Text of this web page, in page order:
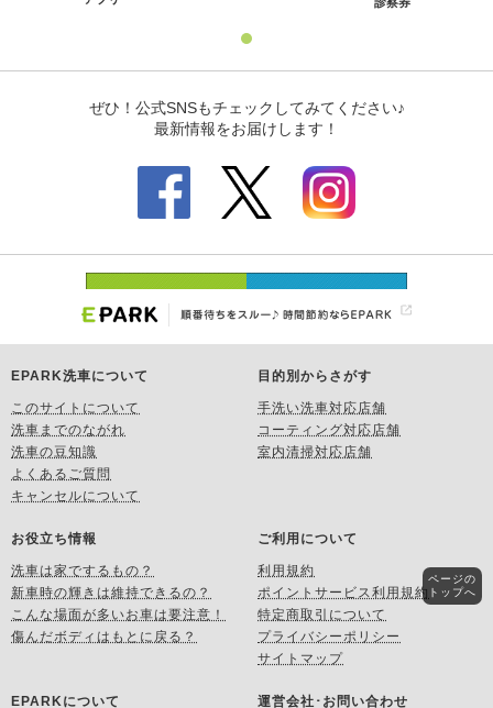
EPARK洗車について
このサイトについて
洗車までのながれ
洗車の豆知識
よくあるご質問
キャンセルについて
目的別からさがす
手洗い洗車対応店舗
コーティング対応店舗
室内清掃対応店舗
お役立ち情報
洗車は家でするもの？
新車時の輝きは維持できるの？
こんな場面が多いお車は要注意！
傷んだボディはもとに戻る？
ご利用について
利用規約
ポイントサービス利用規約
特定商取引について
プライバシーポリシー
サイトマップ
EPARKについて 運営会社･お問い合わせ
ページの
トップへ